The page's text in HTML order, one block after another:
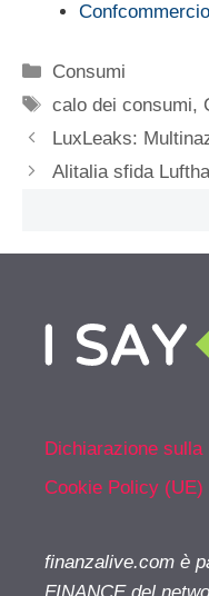
Categorie
Consumi
Tag
calo dei consumi,
LuxLeaks:
Alitalia sfida
Dichiarazione
Cookie Policy (UE)
finanzalive.com è